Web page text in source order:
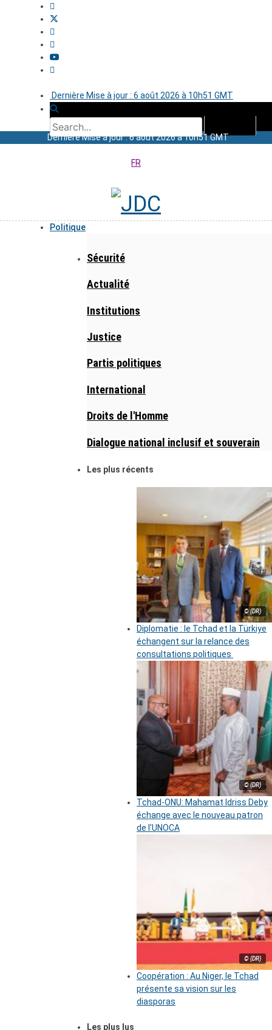
Dernière Mise à jour : 6 août 2026 à 10h51 GMT
Dernière Mise à jour : 6 août 2026 à 10h51 GMT
FR
Politique
Sécurité
Actualité
Institutions
Justice
Partis politiques
International
Droits de l'Homme
Dialogue national inclusif et souverain
Les plus récents
© (DR)
Diplomatie : le Tchad et la Türkiye
échangent sur la relance des
consultations politiques
© (DR)
Tchad-ONU: Mahamat Idriss Deby
échange avec le nouveau patron
de l’UNOCA
© (DR)
Coopération : Au Niger, le Tchad
présente sa vision sur les
diasporas
Les plus lus